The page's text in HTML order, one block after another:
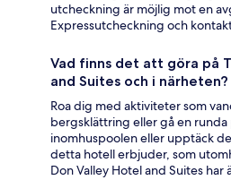
utcheckning är möjlig mot en
Expressutcheckning och
Vad finns det att göra på
and Suites och i närheten?
Roa dig med aktiviteter som
bergsklättring eller gå en runda
inomhuspoolen eller upptäck
detta hotell erbjuder, som
Don Valley Hotel and Suites